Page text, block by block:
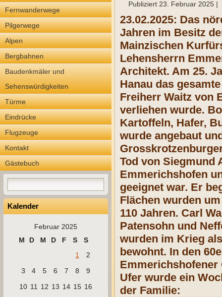
Fernwanderwege
Pilgerwege
Alpen
Bergbahnen
Baudenkmäler und
Sehenswürdigkeiten
Türme
Eindrücke
Flugzeuge
Kontakt
Gästebuch
Kalender
Februar 2025
M
D M D F S
S
1
2
3
4 5 6 7 8
9
10 11 12 13 14 15 16
Publiziert 23. Februar 2025 |
23.02.2025: Das
Jahren im Besitz
Mainzischen
Lehensherrn
Architekt. Am 25.
Hanau das
Freiherr Waitz von
verliehen wurde.
Kartoffeln, Hafer,
wurde angebaut
Tod von Siegmund
Emmerichshofen
geeignet war. Er
Flächen wurden
110 Jahren. Carl
Patensohn und
wurden im Krieg
bewohnt. In den
Emmerichshofener
Ufer wurde ein
der Familie: